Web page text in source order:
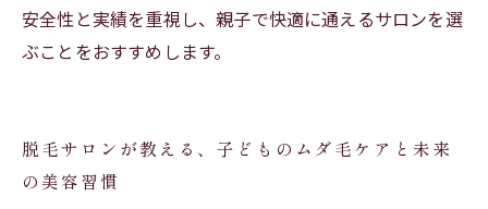
安全性と実績を重視し、親子で快適に通えるサロンを選
ぶことをおすすめします。
脱毛サロンが教える、子どものムダ毛ケアと未来
の美容習慣